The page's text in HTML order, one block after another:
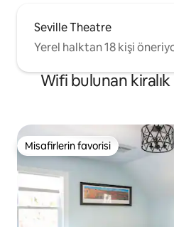
Seville Theatre
Yerel halktan 18 kişi
Wifi bulunan
Misafirlerin favorisi
Misafirlerin favorisi